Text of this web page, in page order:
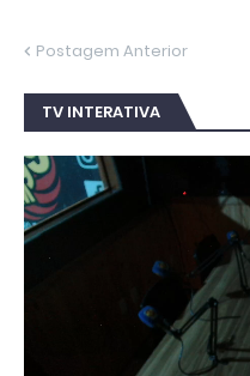
Postagem Anterior
TV INTERATIVA